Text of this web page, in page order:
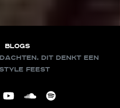
Blogs
Dit denkt een
feest